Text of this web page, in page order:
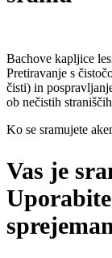
Bachove kapljice
Pretiravanje s
čisti) in
ob nečistih
Ko se sramujete
Vas je